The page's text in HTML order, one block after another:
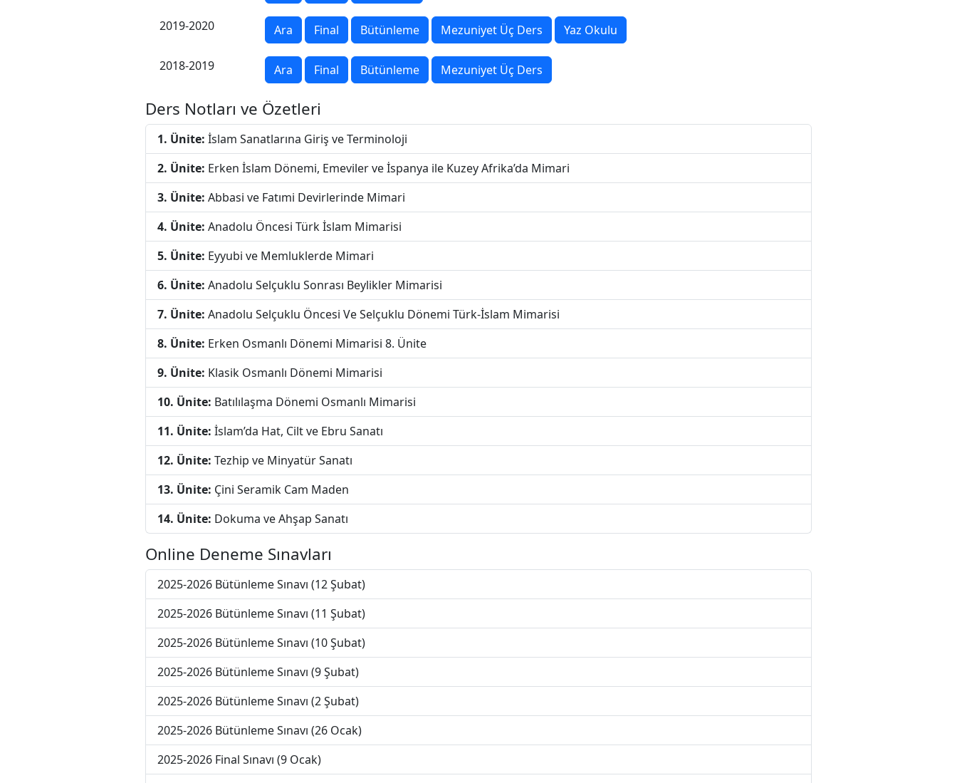
2019-2020 Ara Final Bütünleme Mezuniyet Üç Ders Yaz Okulu
2018-2019 Ara Final Bütünleme Mezuniyet Üç Ders
Ders Notları ve Özetleri
1. Ünite: İslam Sanatlarına Giriş ve Terminoloji
2. Ünite: Erken İslam Dönemi, Emeviler ve İspanya ile Kuzey Afrika’da Mimari
3. Ünite: Abbasi ve Fatımi Devirlerinde Mimari
4. Ünite: Anadolu Öncesi Türk İslam Mimarisi
5. Ünite: Eyyubi ve Memluklerde Mimari
6. Ünite: Anadolu Selçuklu Sonrası Beylikler Mimarisi
7. Ünite: Anadolu Selçuklu Öncesi Ve Selçuklu Dönemi Türk-İslam Mimarisi
8. Ünite: Erken Osmanlı Dönemi Mimarisi 8. Ünite
9. Ünite: Klasik Osmanlı Dönemi Mimarisi
10. Ünite: Batılılaşma Dönemi Osmanlı Mimarisi
11. Ünite: İslam’da Hat, Cilt ve Ebru Sanatı
12. Ünite: Tezhip ve Minyatür Sanatı
13. Ünite: Çini Seramik Cam Maden
14. Ünite: Dokuma ve Ahşap Sanatı
Online Deneme Sınavları
2025-2026 Bütünleme Sınavı (12 Şubat)
2025-2026 Bütünleme Sınavı (11 Şubat)
2025-2026 Bütünleme Sınavı (10 Şubat)
2025-2026 Bütünleme Sınavı (9 Şubat)
2025-2026 Bütünleme Sınavı (2 Şubat)
2025-2026 Bütünleme Sınavı (26 Ocak)
2025-2026 Final Sınavı (9 Ocak)